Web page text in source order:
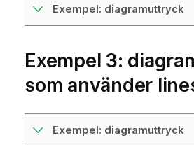
Exempel: diagramuttryck
Exempel 3:
som använder
Exempel: diagramuttryck